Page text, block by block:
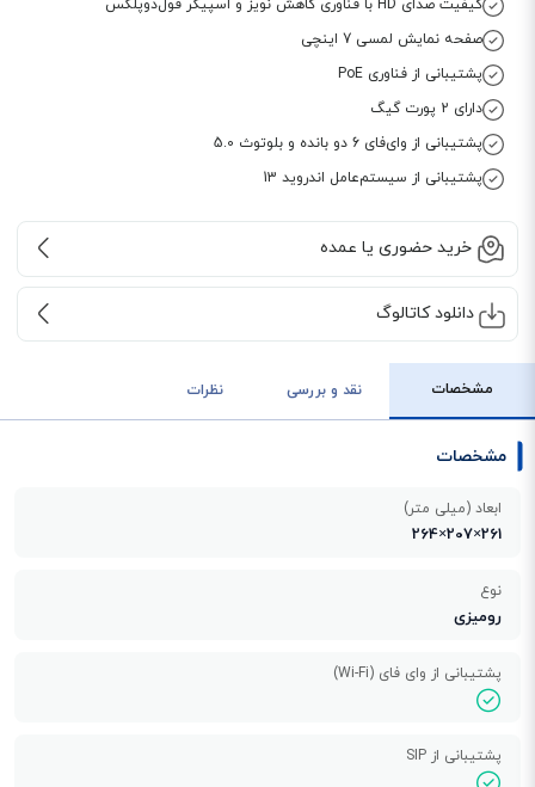
کیفیت صدای HD با فناوری کاهش نویز و اسپیکر فول‌دوپلکس
صفحه نمایش لمسی 7 اینچی
پشتیبانی از فناوری PoE
دارای 2 پورت گیگ
پشتیبانی از وای‌فای 6 دو بانده و بلوتوث 5.0
پشتیبانی از سیستم‌عامل اندروید 13
خرید حضوری یا عمده
دانلود کاتالوگ
مشخصات نقد و بررسی نظرات
مشخصات
ابعاد (میلی متر)
261×207×264
نوع
رومیزی
پشتیبانی از وای فای (Wi-Fi)
پشتیبانی از SIP